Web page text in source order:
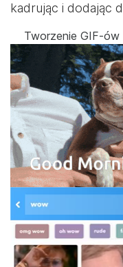
kadrując i dodając
Tworzenie GIF-ów